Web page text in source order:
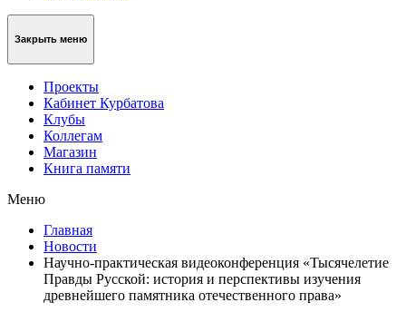
Закрыть меню
Проекты
Кабинет Курбатова
Клубы
Коллегам
Магазин
Книга памяти
Меню
Главная
Новости
Научно-практическая видеоконференция «Тысячелетие
Правды Русской: история и перспективы изучения
древнейшего памятника отечественного права»